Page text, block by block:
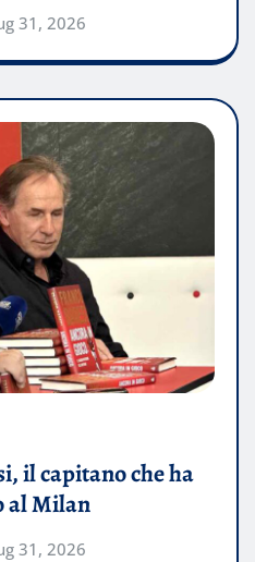
31, 2026
il capitano che ha
al Milan
31, 2026